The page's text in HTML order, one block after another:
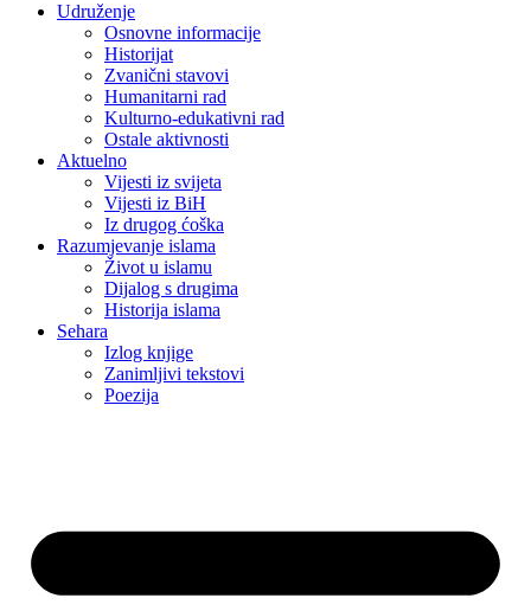
Udruženje
Osnovne informacije
Historijat
Zvanični stavovi
Humanitarni rad
Kulturno-edukativni rad
Ostale aktivnosti
Aktuelno
Vijesti iz svijeta
Vijesti iz BiH
Iz drugog ćoška
Razumjevanje islama
Život u islamu
Dijalog s drugima
Historija islama
Sehara
Izlog knjige
Zanimljivi tekstovi
Poezija